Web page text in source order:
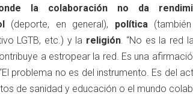
la colaboración no da
(deporte, en general), política(también
LGTB, etc.) y la religión. “No es la red
a estropear la red. Es una
problema no es del instrumento. Es del
de sanidad y educación o el mundo